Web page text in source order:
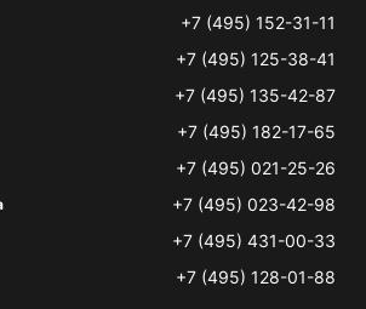
+7 (495) 152-31-11
+7 (495) 125-38-41
+7 (495) 135-42-87
+7 (495) 182-17-65
+7 (495) 021-25-26
+7 (495) 023-42-98
+7 (495) 431-00-33
+7 (495) 128-01-88